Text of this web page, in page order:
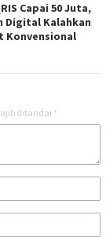
Capai 50 Juta,
Digital Kalahkan
Konvensional
ditandai *